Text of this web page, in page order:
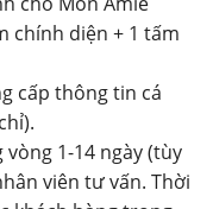
chính diện + 1 tấm
cấp thông tin cá
1-14 ngày (tùy
viên tư vấn. Thời